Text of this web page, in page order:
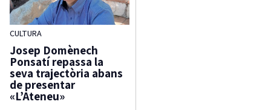
CULTURA
Josep Domènech
Ponsatí repassa la
seva trajectòria abans
de presentar
«L’Ateneu»